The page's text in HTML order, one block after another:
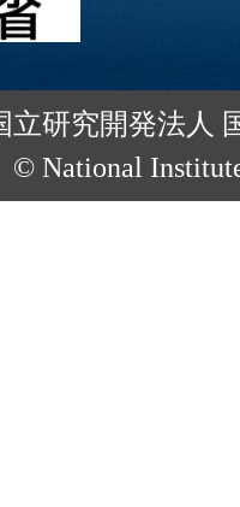
立研究開発法人
© National